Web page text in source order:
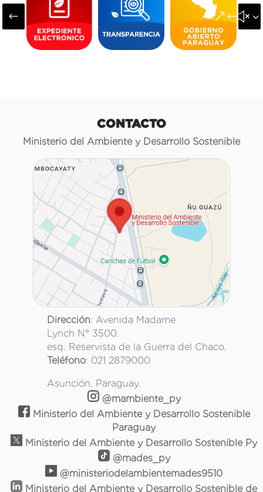
#
CONTACTO
Ministerio del Ambiente y Desarrollo Sostenible
Dirección: Avenida Madame
Lynch N° 3500.
esq. Reservista de la Guerra del Chaco.
Teléfono: 021 2879000
Asunción, Paraguay.
@mambiente_py
Ministerio del Ambiente y Desarrollo Sostenible
Paraguay
Ministerio del Ambiente y Desarrollo Sostenible Py
@mades_py
@ministeriodelambientemades9510
Ministerio del Ambiente y Desarrollo Sostenible de